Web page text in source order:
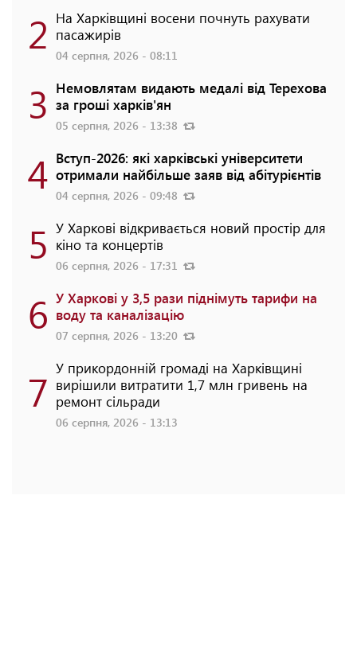
2 На Харківщині восени почнуть рахувати
пасажирів
04 серпня, 2026 - 08:11
3 Немовлятам видають медалі від Терехова
за гроші харків'ян
05 серпня, 2026 - 13:38
4 Вступ-2026: які харківські університети
отримали найбільше заяв від абітурієнтів
04 серпня, 2026 - 09:48
5 У Харкові відкривається новий простір для
кіно та концертів
06 серпня, 2026 - 17:31
6 У Харкові у 3,5 рази піднімуть тарифи на
воду та каналізацію
07 серпня, 2026 - 13:20
7 У прикордонній громаді на Харківщині
вирішили витратити 1,7 млн гривень на
ремонт сільради
06 серпня, 2026 - 13:13